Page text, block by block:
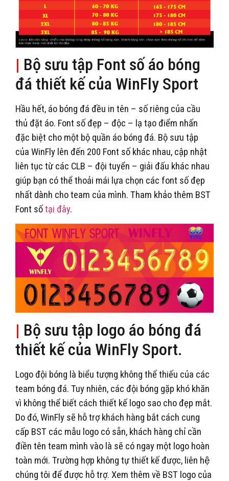
| Bộ sưu tập Font số áo bóng
đá thiết kế của WinFly Sport
Hầu hết, áo bóng đá đều in tên – số riêng của cầu
thủ đặt áo. Font số đẹp – độc – lạ tạo điểm nhấn
đặc biệt cho một bộ quần áo bóng đá. Bộ sưu tập
của WinFly lên đến 200 Font số khác nhau, cập nhật
liên tục từ các CLB – đội tuyển – giải đấu khác nhau
giúp bạn có thể thoải mái lựa chọn các font số đẹp
nhất dành cho team của mình. Tham khảo thêm BST
Font sốtại đây.
| Bộ sưu tập logo áo bóng đá
thiết kế của WinFly Sport.
Logo đội bóng là biểu tượng không thể thiếu của các
team bóng đá. Tuy nhiên, các đội bóng gặp khó khăn
vì không thể biết cách thiết kế logo sao cho đẹp mắt.
Do đó, WinFly sẽ hỗ trợ khách hàng bắt cách cung
cấp BST các mẫu logo có sẵn, khách hàng chỉ cần
điền tên team mình vào là sẽ có ngay một logo hoàn
toàn mới. Trường hợp không tự thiết kế được, liên hệ
chúng tôi để được hỗ trợ. Xem thêm về BST logo của